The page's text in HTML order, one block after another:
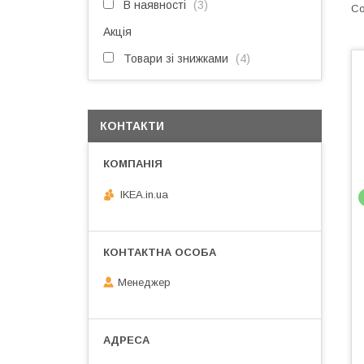
В наявності 3
Акція
Товари зі знижками 4
КОНТАКТИ
IKEA.in.ua
Менеджер